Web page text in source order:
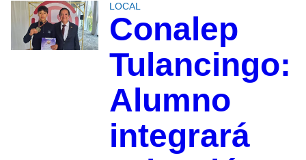
LOCAL
Conalep
Tulancingo:
Alumno
integrará